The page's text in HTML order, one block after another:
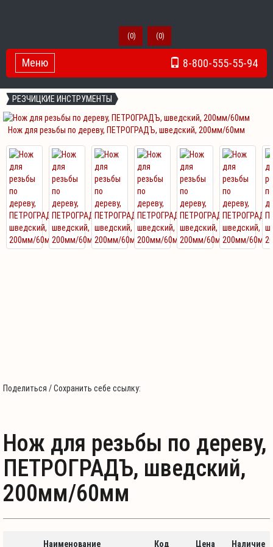
(0) (0)
8-800-555-55-94
Toggle Navigation
Меню
РЕЗЧИЦКИЕ ИНСТРУМЕНТЫ
Нож для резьбы по дереву, ПЕТРОГРАДЪ, шведский, 200мм/60мм
Поделиться / Сохранить себе ссылку:
Нож для резьбы по дереву,
ПЕТРОГРАДЪ, шведский,
200мм/60мм
Наименование Код Цена Наличие